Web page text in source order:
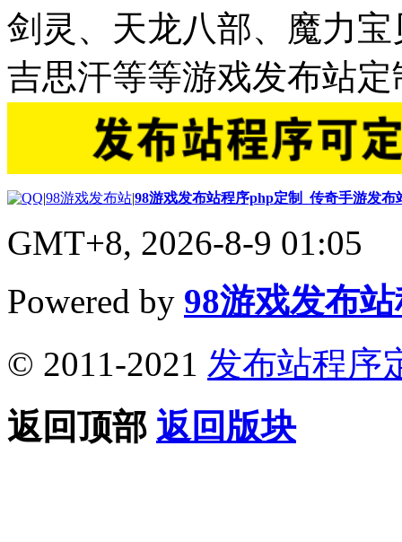
剑灵、天龙八部、魔力
吉思汗等等游戏发布站定
|98游戏发布站|98游戏发布站程序php定制_传奇手游发
GMT+8, 2026-8-9 01:05
Powered by 98游戏发布
© 2011-2021 发布站程序
返回顶部 返回版块